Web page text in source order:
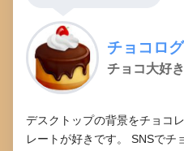
チョコログ
チョコ大好
デスクトップの背景をチョコ
レートが好きです。 SNSでチ